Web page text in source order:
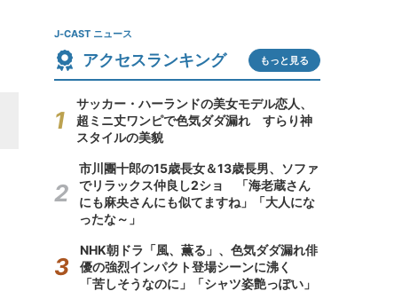
J-CAST ニュース
アクセスランキング もっと見る
サッカー・ハーランドの美女モデル恋人、
超ミニ丈ワンピで色気ダダ漏れ すらり神
スタイルの美貌
市川團十郎の15歳長女＆13歳長男、ソファ
でリラックス仲良し2ショ 「海老蔵さん
にも麻央さんにも似てますね」「大人にな
ったな～」
NHK朝ドラ「風、薫る」、色気ダダ漏れ俳
優の強烈インパクト登場シーンに沸く
「苦しそうなのに」「シャツ姿艶っぽい」